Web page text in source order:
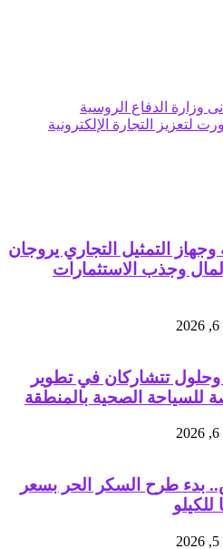
وزارة الدفاع الروسية
لتعزيز التجارة الإلكترونية
وجهاز التمثيل التجاري يروجان
وجذب الاستثمارات
FEDIS وحلول تتشاركان في تطوير
للسياحة الصحية بالمنطقة
بدء طرح السكر الحر بسعر